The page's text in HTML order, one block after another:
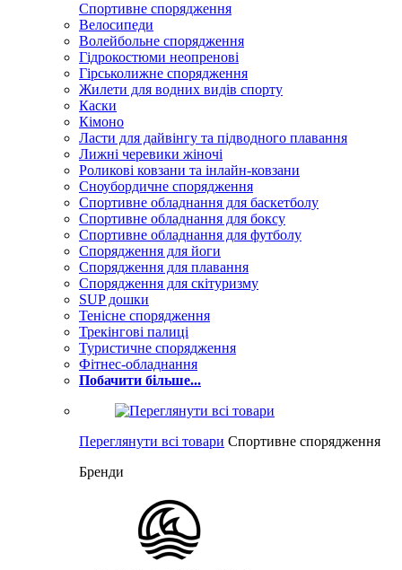
Спортивне спорядження
Велосипеди
Волейбольне спорядження
Гідрокостюми неопренові
Гірськолижне спорядження
Жилети для водних видів спорту
Каски
Кімоно
Ласти для дайвінгу та підводного плавання
Лижні черевики жіночі
Роликові ковзани та інлайн-ковзани
Сноубордичне спорядження
Спортивне обладнання для баскетболу
Спортивне обладнання для боксу
Спортивне обладнання для футболу
Спорядження для йоги
Спорядження для плавання
Спорядження для скітуризму
SUP дошки
Тенісне спорядження
Трекінгові палиці
Туристичне спорядження
Фітнес-обладнання
Побачити більше...
Переглянути всі товари Спортивне спорядження
Бренди